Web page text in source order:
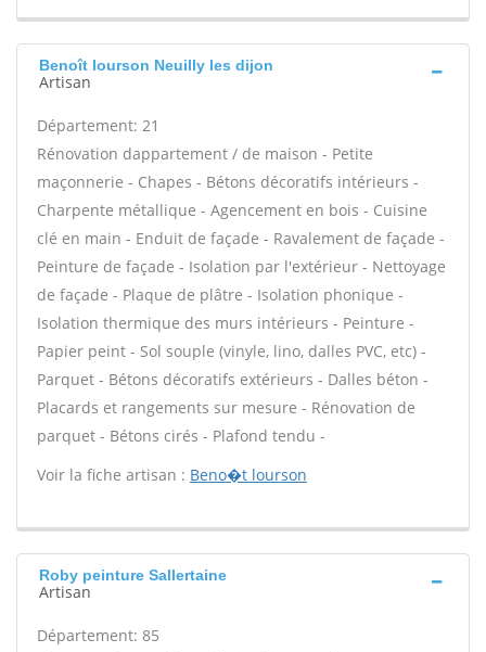
Benoît lourson Neuilly les dijon
Artisan
Département: 21
Rénovation dappartement / de maison - Petite
maçonnerie - Chapes - Bétons décoratifs intérieurs -
Charpente métallique - Agencement en bois - Cuisine
clé en main - Enduit de façade - Ravalement de façade -
Peinture de façade - Isolation par l'extérieur - Nettoyage
de façade - Plaque de plâtre - Isolation phonique -
Isolation thermique des murs intérieurs - Peinture -
Papier peint - Sol souple (vinyle, lino, dalles PVC, etc) -
Parquet - Bétons décoratifs extérieurs - Dalles béton -
Placards et rangements sur mesure - Rénovation de
parquet - Bétons cirés - Plafond tendu -
Voir la fiche artisan : Beno�t lourson
Roby peinture Sallertaine
Artisan
Département: 85